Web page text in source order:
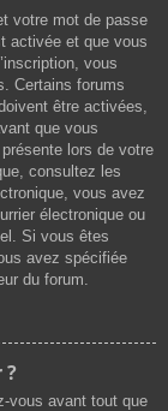
votre mot de passe
activée et que vous
vous
Certains forums
être activées,
que vous
lors de votre
consultez les
vous avez
électronique ou
Si vous êtes
avez spécifiée
du forum.
vous avant tout que